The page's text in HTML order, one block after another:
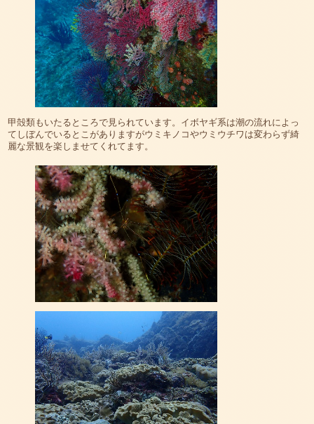
甲殻類もいたるところで見られています。イボヤギ系は潮の流れによっ
てしぼんでいるとこがありますがウミキノコやウミウチワは変わらず綺
麗な景観を楽しませてくれてます。